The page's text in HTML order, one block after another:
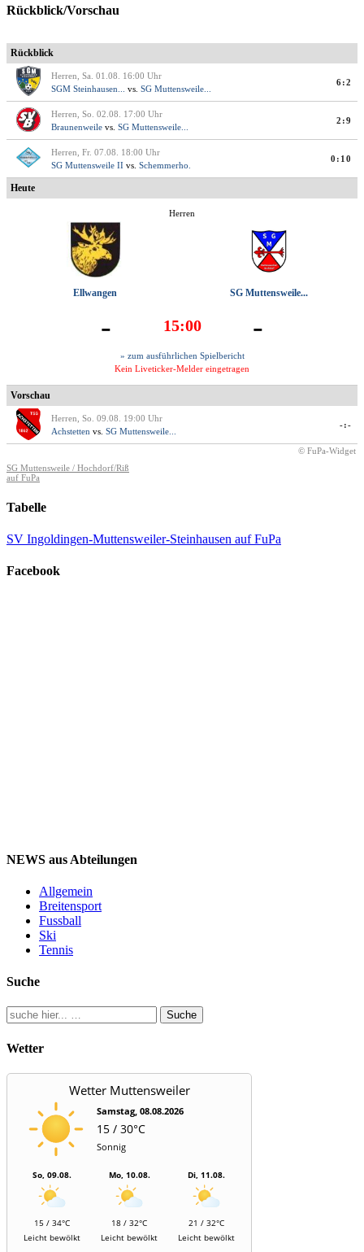
Rückblick/Vorschau
Rückblick
Herren, Sa. 01.08. 16:00 Uhr
SGM Steinhausen...
vs. SG Muttensweile...
6:2
Herren, So. 02.08. 17:00 Uhr
Braunenweile vs. SG Muttensweile...
2:9
Herren, Fr. 07.08. 18:00 Uhr
SG Muttensweile II vs. Schemmerho.
0:10
Heute
Herren
Ellwangen SG Muttensweile...
- 15:00 -
» zum ausführlichen Spielbericht
Kein Liveticker-Melder eingetragen
Vorschau
Herren, So. 09.08. 19:00 Uhr
Achstetten vs. SG Muttensweile...
-:-
© FuPa-Widget
SG Muttensweile / Hochdorf/Riß
auf FuPa
Tabelle
SV Ingoldingen-Muttensweiler-Steinhausen auf FuPa
Facebook
NEWS aus Abteilungen
Allgemein
Breitensport
Fussball
Ski
Tennis
Suche
Suche
Wetter
Wetter Muttensweiler
Samstag, 08.08.2026
15 / 30°C
Sonnig
So, 09.08.
15 / 34°C
Leicht bewölkt
Mo, 10.08.
18 / 32°C
Leicht bewölkt
Di, 11.08.
21 / 32°C
Leicht bewölkt